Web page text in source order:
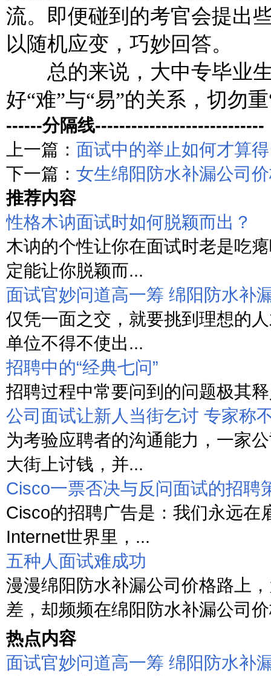
流。即便碰到的考官会提出
以随机应变，巧妙回答。
总的来说，大中专毕业生
好“难”与“易”的关系，切勿
------分隔线----------------------------
上一篇： 面试中的举止如何才算
下一篇： 女生绵阳防水补漏公司
推荐内容
性格木讷面试时如何脱颖而出？
木讷的个性让你在面试时老是吃
定能让你脱颖而...
面试官妙问道高一筹 绵阳防水补
仅凭一面之交，就要挑到理想的
单位不得不使出...
招聘中的“经典七问”
招聘过程中常要问到的问题极其
公司面试让新人当街乞讨 专家称
为考验应聘者的沟通能力，一家
大街上讨钱，并...
Cisco一票否决与反问面试的招聘
Cisco的招聘广告是：我们永远在
Internet世界里，...
五种人面试难成功
漫漫绵阳防水补漏公司价格路上
差，却频频在绵阳防水补漏公司
热点内容
面试官妙问道高一筹 绵阳防水补